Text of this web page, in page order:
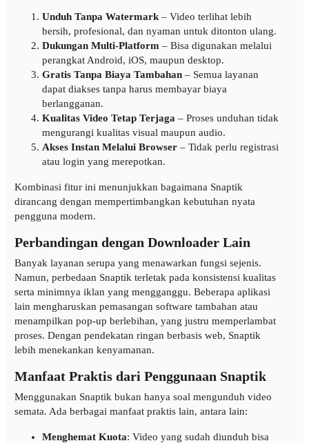
Unduh Tanpa Watermark– Video terlihat lebih
bersih, profesional, dan nyaman untuk ditonton ulang.
Dukungan Multi-Platform – Bisa digunakan melalui
perangkat Android, iOS, maupun desktop.
Gratis Tanpa Biaya Tambahan– Semua layanan
dapat diakses tanpa harus membayar biaya
berlangganan.
Kualitas Video Tetap Terjaga – Proses unduhan tidak
mengurangi kualitas visual maupun audio.
Akses Instan Melalui Browser– Tidak perlu registrasi
atau login yang merepotkan.
Kombinasi fitur ini menunjukkan bagaimana Snaptik
dirancang dengan mempertimbangkan kebutuhan nyata
pengguna modern.
Perbandingan dengan Downloader Lain
Banyak layanan serupa yang menawarkan fungsi sejenis.
Namun, perbedaan Snaptik terletak pada konsistensi kualitas
serta minimnya iklan yang mengganggu. Beberapa aplikasi
lain mengharuskan pemasangan software tambahan atau
menampilkan pop-up berlebihan, yang justru memperlambat
proses. Dengan pendekatan ringan berbasis web, Snaptik
lebih menekankan kenyamanan.
Manfaat Praktis dari Penggunaan Snaptik
Menggunakan Snaptik bukan hanya soal mengunduh video
semata. Ada berbagai manfaat praktis lain, antara lain:
Menghemat Kuota: Video yang sudah diunduh bisa